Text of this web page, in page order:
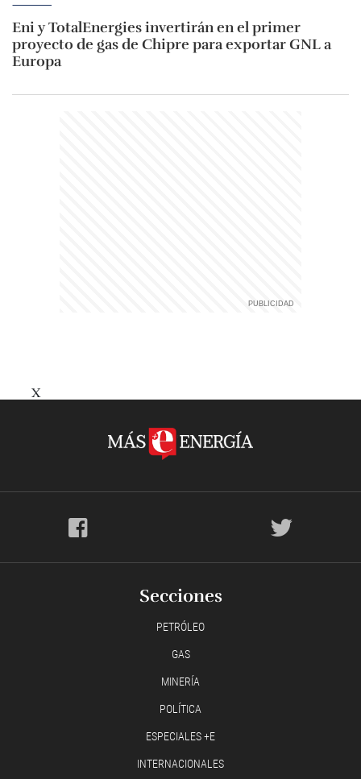
Eni y TotalEnergies invertirán en el primer
proyecto de gas de Chipre para exportar GNL a
Europa
X
Secciones
PETRÓLEO
GAS
MINERÍA
POLÍTICA
ESPECIALES +E
INTERNACIONALES